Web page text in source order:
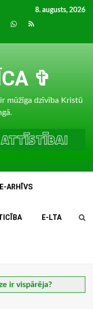
8. augusts, 2026
whatsapp
RSS
✞
mūžīga dzīvība Kristū
E-ARHĪVS
E-LTA
ir vispārēja?